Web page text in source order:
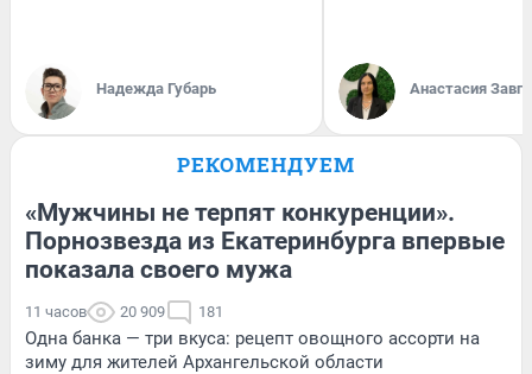
Надежда Губарь Анастасия
РЕКОМЕНДУЕМ
«Мужчины не терпят конкуренции».
Порнозвезда из Екатеринбурга впервые
показала своего мужа
11 часов 20 909 181
Одна банка — три вкуса: рецепт овощного ассорти на
зиму для жителей Архангельской области